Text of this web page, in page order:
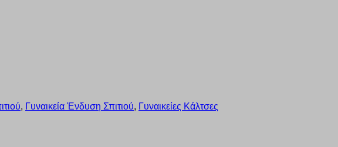
, Γυναικεία Ένδυση Σπιτιού, Γυναικείες Κάλτσες